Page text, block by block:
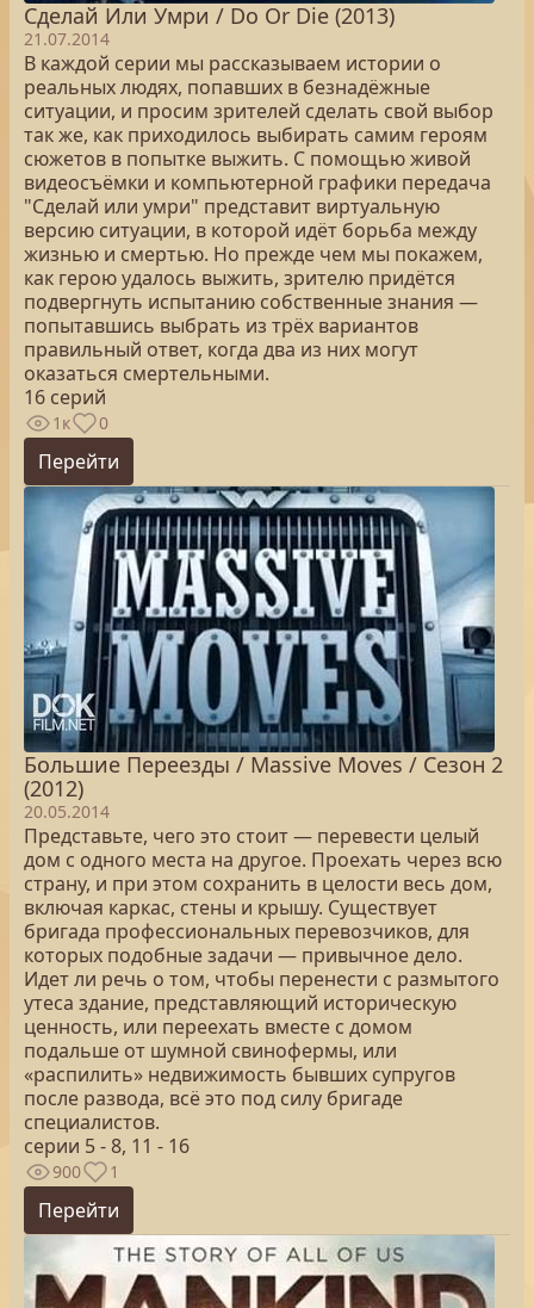
Сделай Или Умри / Do Or Die (2013)
21.07.2014
В каждой серии мы рассказываем истории о
реальных людях, попавших в безнадёжные
ситуации, и просим зрителей сделать свой выбор
так же, как приходилось выбирать самим героям
сюжетов в попытке выжить. С помощью живой
видеосъёмки и компьютерной графики передача
"Сделай или умри" представит виртуальную
версию ситуации, в которой идёт борьба между
жизнью и смертью. Но прежде чем мы покажем,
как герою удалось выжить, зрителю придётся
подвергнуть испытанию собственные знания —
попытавшись выбрать из трёх вариантов
правильный ответ, когда два из них могут
оказаться смертельными.
16 серий
1к 0
Перейти
Большие Переезды / Massive Moves / Сезон 2
(2012)
20.05.2014
Представьте, чего это стоит — перевести целый
дом с одного места на другое. Проехать через всю
страну, и при этом сохранить в целости весь дом,
включая каркас, стены и крышу. Существует
бригада профессиональных перевозчиков, для
которых подобные задачи — привычное дело.
Идет ли речь о том, чтобы перенести с размытого
утеса здание, представляющий историческую
ценность, или переехать вместе с домом
подальше от шумной свинофермы, или
«распилить» недвижимость бывших супругов
после развода, всё это под силу бригаде
специалистов.
серии 5 - 8, 11 - 16
900 1
Перейти